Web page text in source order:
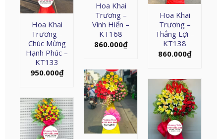
Hoa Khai
Trương –
Vinh Hiển –
KT168
860.000₫
Hoa Khai
Trương –
Thắng Lợi –
KT138
860.000₫
Hoa Khai
Trương –
Chúc Mừng
Hạnh Phúc –
KT133
950.000₫